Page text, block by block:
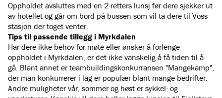
Oppholdet avsluttes med en 2-retters lunsj før dere sjekker ut
av hotellet og går om bord på bussen som vil ta dere til Voss
stasjon der toget venter.
Tips til passende tillegg i Myrkdalen
Har dere ikke behov for møte eller ønsker å forlenge
oppholdet i Myrkdalen, er det ikke vanskelig å få tiden til å
gå. Blant annet er teambuildingskonkurransen "Mangekamp",
der man konkurrerer i lag er populær blant mange bedrifter.
Andre muligheter vår, sommer og høst er sykkel- og